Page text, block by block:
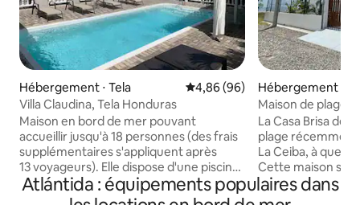
Hébergement ⋅ Tela Évaluation moyenne sur la
4,86 (96)
Villa Claudina, Tela Honduras
Maison en bord de mer pouvant
accueillir jusqu'à 18 personnes (des frais
supplémentaires s'appliquent après
13 voyageurs). Elle dispose d'une piscine
privée avec bar, barbecue, chaises
longues, hamacs et accès direct à la
Hébergement ⋅
Maison de plage
d’hébergement
quelques pas du
La Casa Brisa del
plage récemment
La Ceiba, à
Cette maison
jusqu’à 10
3 chambres et de
Atlántida : équipements populaires dans